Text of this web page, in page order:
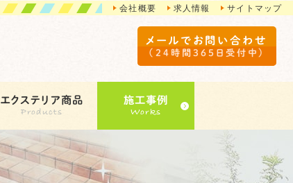
会社概要 求人情報 サイトマップ
メールでお問い合わせ
（24時間365日受付中）
エクステリア商品 施工事例